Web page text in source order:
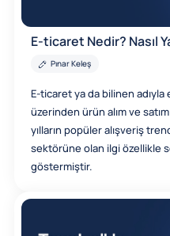
E-ticaret Nedir? Nasıl
Pınar Keleş
E-ticaret ya da bilinen
üzerinden ürün alım ve
yılların popüler alışveriş
sektörüne olan ilgi özellikle
göstermiştir.